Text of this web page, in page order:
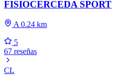
FISIOCERCEDA SPORT
A 0.24 km
5
67 reseñas
CL